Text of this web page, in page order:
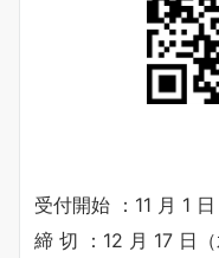
受付開始 ：11 月 1 日
締 切 ：12 月 17 日（